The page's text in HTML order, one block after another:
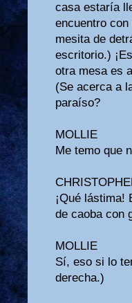
casa estaría
encuentro
mesita de
escritorio.)
otra mesa es
(Se acerca a
paraíso?
MOLLIE
Me temo que
¡Qué lástima!
de caoba con
MOLLIE
Sí, eso si lo
derecha.)